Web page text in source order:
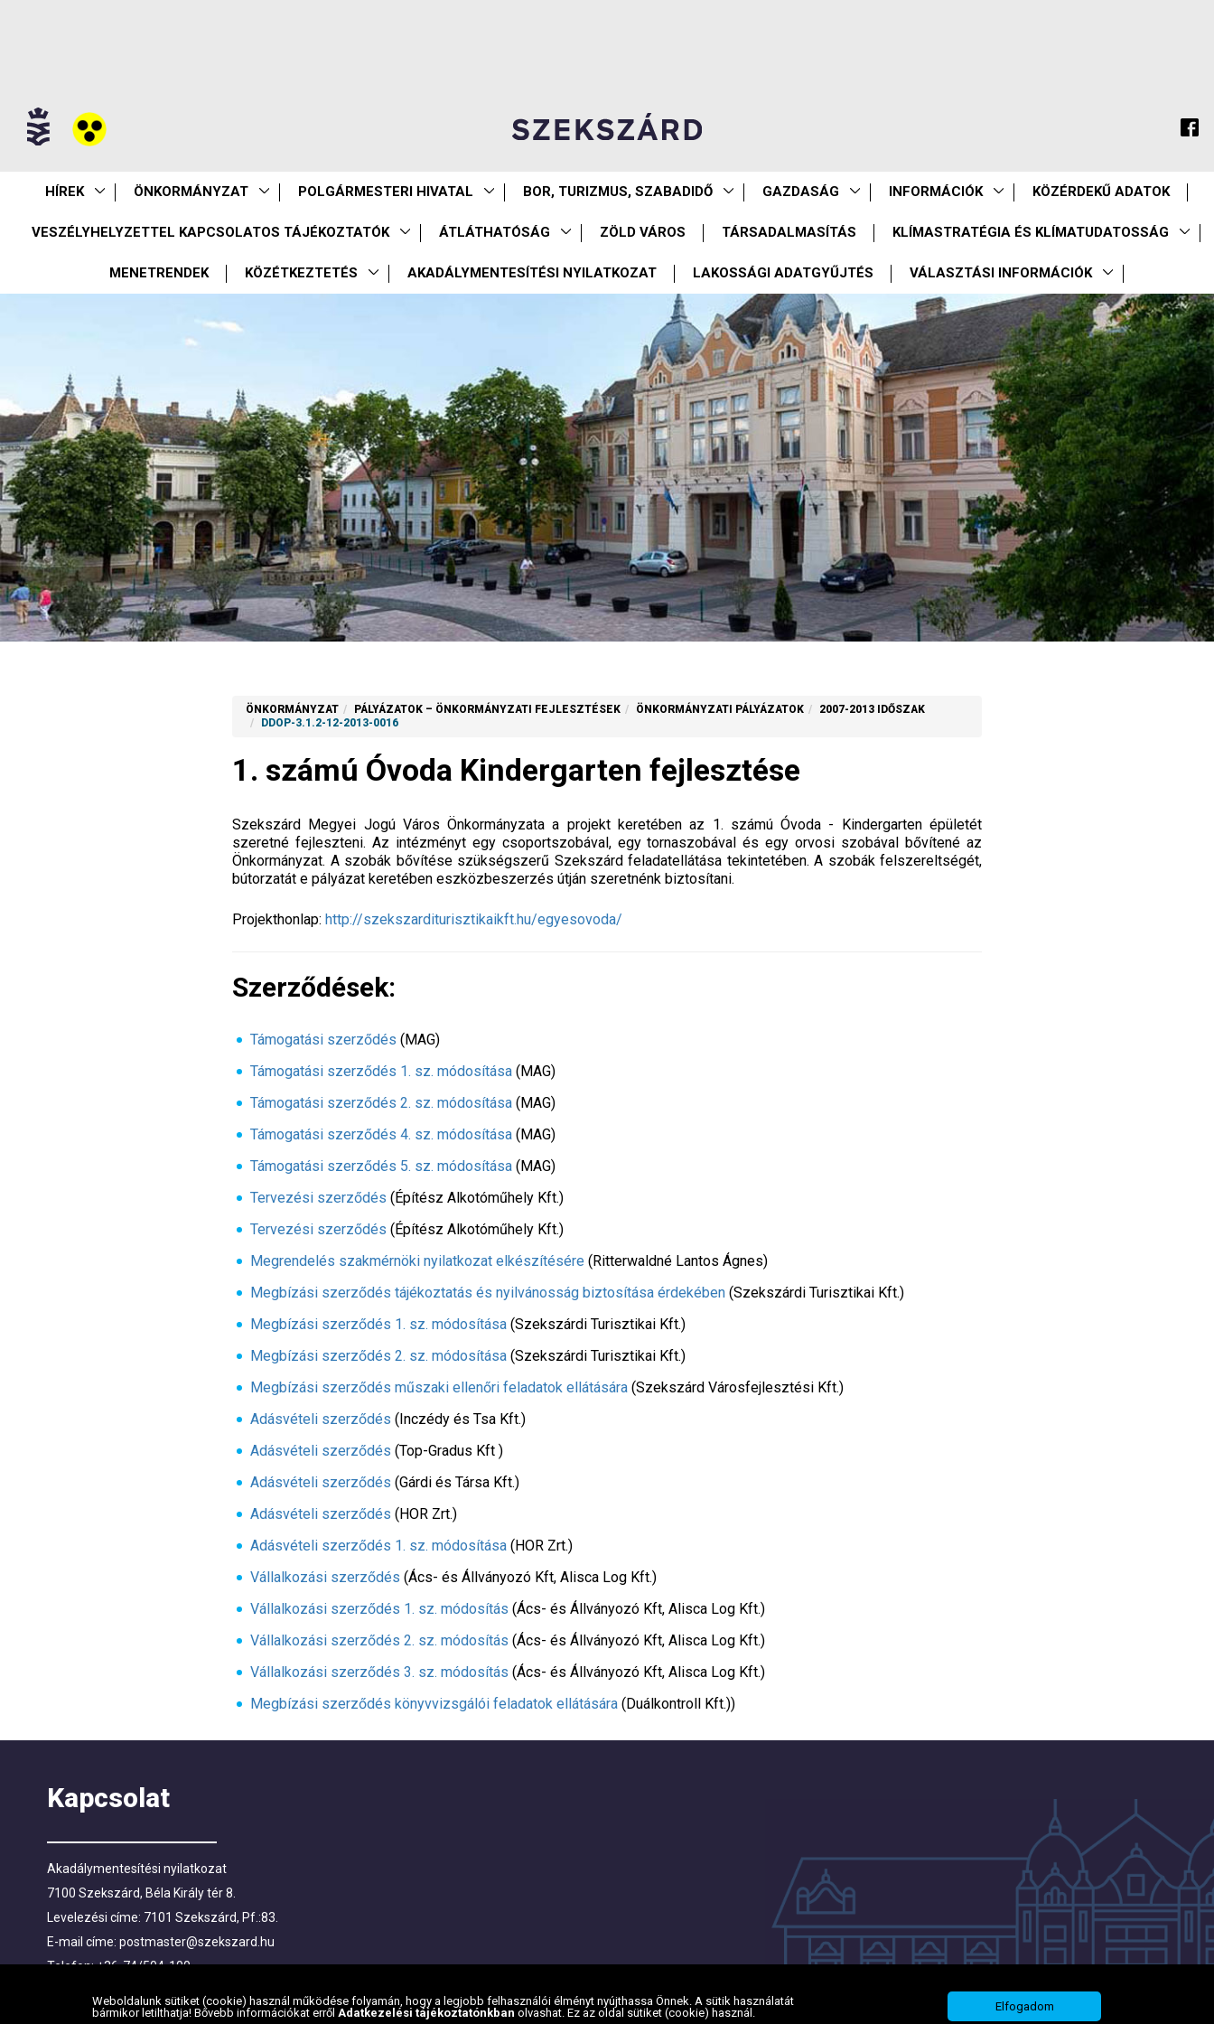
Weboldalunk sütiket (cookie) használ működése folyamán, hogy a legjobb felhasználói élményt nyújthassa Önnek. A sütik használatát
bármikor letilthatja! Bővebb információkat erről Adatkezelési tájékoztatónkban olvashat. Ez az oldal sütiket (cookie) használ. Elfogadom
HÍREK ÖNKORMÁNYZAT POLGÁRMESTERI HIVATAL BOR, TURIZMUS, SZABADIDŐ GAZDASÁG INFORMÁCIÓK KÖZÉRDEKŰ ADATOK
VESZÉLYHELYZETTEL KAPCSOLATOS TÁJÉKOZTATÓK ÁTLÁTHATÓSÁG ZÖLD VÁROS TÁRSADALMASÍTÁS KLÍMASTRATÉGIA ÉS KLÍMATUDATOSSÁG
MENETRENDEK KÖZÉTKEZTETÉS AKADÁLYMENTESÍTÉSI NYILATKOZAT LAKOSSÁGI ADATGYŰJTÉS VÁLASZTÁSI INFORMÁCIÓK
ÖNKORMÁNYZAT PÁLYÁZATOK – ÖNKORMÁNYZATI FEJLESZTÉSEK ÖNKORMÁNYZATI PÁLYÁZATOK
2007-2013 IDŐSZAK
DDOP-3.1.2-12-2013-0016
1. számú Óvoda Kindergarten fejlesztése
Szekszárd Megyei Jogú Város Önkormányzata a projekt keretében az 1. számú Óvoda - Kindergarten épületét
szeretné fejleszteni. Az intézményt egy csoportszobával, egy tornaszobával és egy orvosi szobával bővítené az
Önkormányzat. A szobák bővítése szükségszerű Szekszárd feladatellátása tekintetében. A szobák felszereltségét,
bútorzatát e pályázat keretében eszközbeszerzés útján szeretnénk biztosítani.
Projekthonlap: http://szekszarditurisztikaikft.hu/egyesovoda/
Szerződések:
Támogatási szerződés (MAG)
Támogatási szerződés 1. sz. módosítása (MAG)
Támogatási szerződés 2. sz. módosítása (MAG)
Támogatási szerződés 4. sz. módosítása (MAG)
Támogatási szerződés 5. sz. módosítása (MAG)
Tervezési szerződés (Építész Alkotóműhely Kft.)
Tervezési szerződés (Építész Alkotóműhely Kft.)
Megrendelés szakmérnöki nyilatkozat elkészítésére (Ritterwaldné Lantos Ágnes)
Megbízási szerződés tájékoztatás és nyilvánosság biztosítása érdekében (Szekszárdi Turisztikai Kft.)
Megbízási szerződés 1. sz. módosítása (Szekszárdi Turisztikai Kft.)
Megbízási szerződés 2. sz. módosítása (Szekszárdi Turisztikai Kft.)
Megbízási szerződés műszaki ellenőri feladatok ellátására (Szekszárd Városfejlesztési Kft.)
Adásvételi szerződés (Inczédy és Tsa Kft.)
Adásvételi szerződés (Top-Gradus Kft )
Adásvételi szerződés (Gárdi és Társa Kft.)
Adásvételi szerződés (HOR Zrt.)
Adásvételi szerződés 1. sz. módosítása (HOR Zrt.)
Vállalkozási szerződés (Ács- és Állványozó Kft, Alisca Log Kft.)
Vállalkozási szerződés 1. sz. módosítás (Ács- és Állványozó Kft, Alisca Log Kft.)
Vállalkozási szerződés 2. sz. módosítás (Ács- és Állványozó Kft, Alisca Log Kft.)
Vállalkozási szerződés 3. sz. módosítás (Ács- és Állványozó Kft, Alisca Log Kft.)
Megbízási szerződés könyvvizsgálói feladatok ellátására (Duálkontroll Kft.))
Kapcsolat
Akadálymentesítési nyilatkozat
7100 Szekszárd, Béla Király tér 8.
Levelezési címe: 7101 Szekszárd, Pf.:83.
E-mail címe: postmaster@szekszard.hu
Telefon: +36-74/504-100